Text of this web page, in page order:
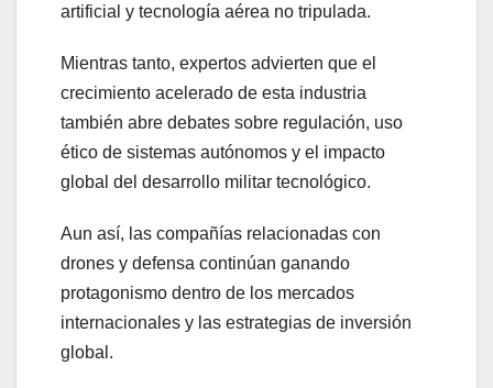
artificial y tecnología aérea no tripulada.
Mientras tanto, expertos advierten que el
crecimiento acelerado de esta industria
también abre debates sobre regulación, uso
ético de sistemas autónomos y el impacto
global del desarrollo militar tecnológico.
Aun así, las compañías relacionadas con
drones y defensa continúan ganando
protagonismo dentro de los mercados
internacionales y las estrategias de inversión
global.